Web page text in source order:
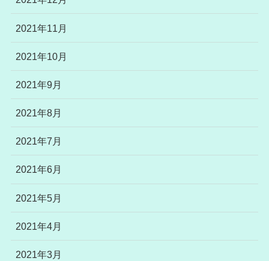
2021年11月
2021年10月
2021年9月
2021年8月
2021年7月
2021年6月
2021年5月
2021年4月
2021年3月